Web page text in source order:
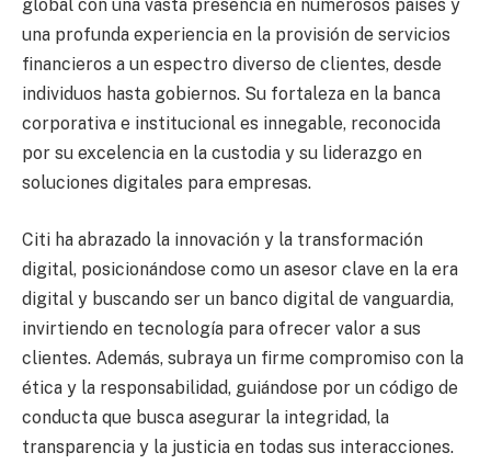
global con una vasta presencia en numerosos países y
una profunda experiencia en la provisión de servicios
financieros a un espectro diverso de clientes, desde
individuos hasta gobiernos. Su fortaleza en la banca
corporativa e institucional es innegable, reconocida
por su excelencia en la custodia y su liderazgo en
soluciones digitales para empresas.
Citi ha abrazado la innovación y la transformación
digital, posicionándose como un asesor clave en la era
digital y buscando ser un banco digital de vanguardia,
invirtiendo en tecnología para ofrecer valor a sus
clientes. Además, subraya un firme compromiso con la
ética y la responsabilidad, guiándose por un código de
conducta que busca asegurar la integridad, la
transparencia y la justicia en todas sus interacciones.